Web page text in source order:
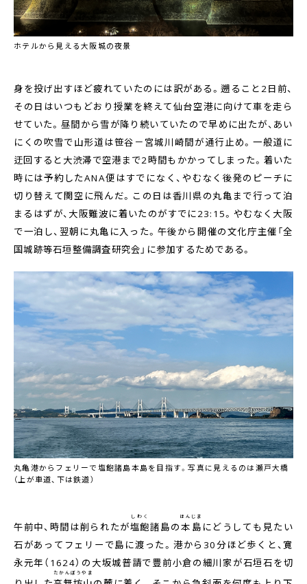
ホテルから見える大阪城の夜景
身を投げ出すほど疲れていたのには訳がある。遡ること2日前、
その日はいつもどおり授業を終えて仙台空港に向けて車を走ら
せていた。昼間から雪が降り続いていたので早めに出たが、あい
にくの吹雪で山形道は笹谷－宮城川崎間が通行止め。一般道に
迂回すると大渋滞で空港まで2時間もかかってしまった。着いた
時には予約したANA便はすでになく、やむなく後発のピーチに
切り替えて関空に飛んだ。この日は香川県の丸亀まで行って泊
まるはずが、大阪難波に着いたのがすでに23:15。やむなく大阪
で一泊し、翌朝に丸亀に入った。午後から開催の文化庁主催「全
国城跡等石垣整備調査研究会」に参加するためである。
丸亀港からフェリーで塩飽諸島本島を目指す。写真に見えるのは瀬戸大橋
（上が車道、下は鉄道）
午前中、時間は削られたが塩飽
しわく
諸島の本島
ほんじま
にどうしても見たい
石があってフェリーで島に渡った。港から30分ほど歩くと、寛
永元年（1624）の大坂城普請で豊前小倉の細川家が石垣石を切
たかんぼうやま